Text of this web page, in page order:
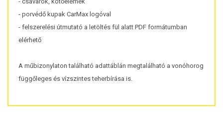
- porvédő kupak CarMax logóval
- felszerelési útmutató a letöltés fül alatt PDF formátumban
elérhető
A műbizonylaton található adattáblán megtalálható a vonóhorog
függőleges és vízszintes teherbírása is.